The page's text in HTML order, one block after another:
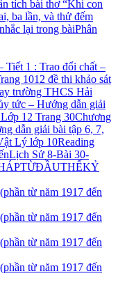
tích bài thơ “Khi con
ba lần, và thử đếm
lại trong bàiPhân
Tiết 1 : Trao đổi chất –
101 2 đề thi khảo sát
trường THCS Hải
tức – Hướng dẫn giải
12 Trang 30Chương
dẫn giải bài tập 6, 7,
Lý lớp 10Reading
Lịch Sử 8-Bài 30-
từ năm 1917 đến
từ năm 1917 đến
từ năm 1917 đến
từ năm 1917 đến